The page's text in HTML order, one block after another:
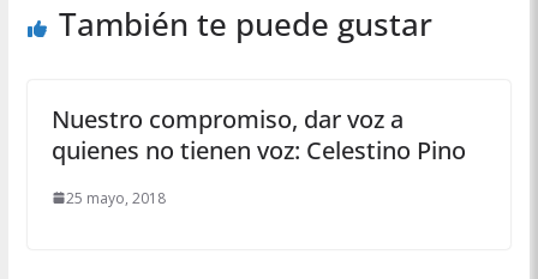
También te puede gustar
Nuestro compromiso, dar voz a
quienes no tienen voz: Celestino Pino
25 mayo, 2018